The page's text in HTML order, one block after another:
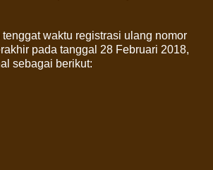
waktu registrasi ulang nomor
pada tanggal 28 Februari 2018,
sebagai berikut: